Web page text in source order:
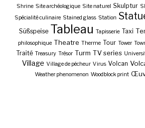
Shrine Site archéologique Site naturel Skulptur
Spécialité culinaire Stained glass Station
Süßspeise Tableau Tapisserie Taxi
philosophique Theatre Therme Tour Tower
Traité Treasury Trésor Turm TV series
Village Village de pêcheur Virus Volcan
Weather phenomenon Woodblock print